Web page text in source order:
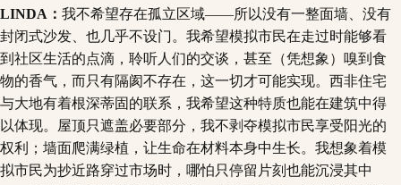
LINDA： 我不希望存在孤立区域——所以没有一整面墙、没有
封闭式沙发、也几乎不设门。我希望模拟市民在走过时能够看
到社区生活的点滴，聆听人们的交谈，甚至（凭想象）嗅到食
物的香气，而只有隔阂不存在，这一切才可能实现。西非住宅
与大地有着根深蒂固的联系，我希望这种特质也能在建筑中得
以体现。屋顶只遮盖必要部分，我不剥夺模拟市民享受阳光的
权利；墙面爬满绿植，让生命在材料本身中生长。我想象着模
拟市民为抄近路穿过市场时，哪怕只停留片刻也能沉浸其中